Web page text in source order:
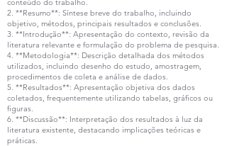
conteúdo do trabalho.
2. **Resumo**: Síntese breve do trabalho, incluindo
objetivo, métodos, principais resultados e conclusões.
3. **Introdução**: Apresentação do contexto, revisão da
literatura relevante e formulação do problema de pesquisa.
4. **Metodologia**: Descrição detalhada dos métodos
utilizados, incluindo desenho do estudo, amostragem,
procedimentos de coleta e análise de dados.
5. **Resultados**: Apresentação objetiva dos dados
coletados, frequentemente utilizando tabelas, gráficos ou
figuras.
6. **Discussão**: Interpretação dos resultados à luz da
literatura existente, destacando implicações teóricas e
práticas.